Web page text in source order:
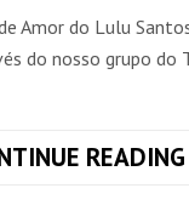
Amor do Lulu
do nosso grupo do
READING